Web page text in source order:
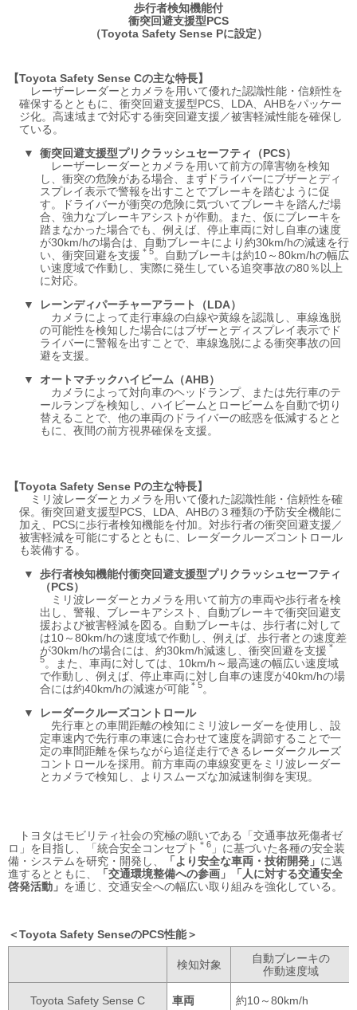
歩行者検知機能付
衝突回避支援型PCS
（Toyota Safety Sense Pに設定）
Toyota Safety Sense Cの主な特長
レーザーレーダーとカメラを用いて優れた認識性能・信頼性を
確保するとともに、衝突回避支援型PCS、LDA、AHBをパッケー
ジ化。高速域まで対応する衝突回避支援／被害軽減性能を確保し
ている。
衝突回避支援型プリクラッシュセーフティ（PCS）
レーザーレーダーとカメラを用いて前方の障害物を検知
し、衝突の危険がある場合、まずドライバーにブザーとディ
スプレイ表示で警報を出すことでブレーキを踏むように促
す。ドライバーが衝突の危険に気づいてブレーキを踏んだ場
合、強力なブレーキアシストが作動。また、仮にブレーキを
踏まなかった場合でも、例えば、停止車両に対し自車の速度
が30km/hの場合は、自動ブレーキにより約30km/hの減速を行
い、衝突回避を支援 ＊5。自動ブレーキは約10～80km/hの幅広
い速度域で作動し、実際に発生している追突事故の80％以上
に対応。
レーンディパーチャーアラート（LDA）
カメラによって走行車線の白線や黄線を認識し、車線逸脱
の可能性を検知した場合にはブザーとディスプレイ表示でド
ライバーに警報を出すことで、車線逸脱による衝突事故の回
避を支援。
オートマチックハイビーム（AHB）
カメラによって対向車のヘッドランプ、または先行車のテ
ールランプを検知し、ハイビームとロービームを自動で切り
替えることで、他の車両のドライバーの眩惑を低減するとと
もに、夜間の前方視界確保を支援。
Toyota Safety Sense Pの主な特長
ミリ波レーダーとカメラを用いて優れた認識性能・信頼性を確
保。衝突回避支援型PCS、LDA、AHBの３種類の予防安全機能に
加え、PCSに歩行者検知機能を付加。対歩行者の衝突回避支援／
被害軽減を可能にするとともに、レーダークルーズコントロール
も装備する。
歩行者検知機能付衝突回避支援型プリクラッシュセーフティ
（PCS）
ミリ波レーダーとカメラを用いて前方の車両や歩行者を検
出し、警報、ブレーキアシスト、自動ブレーキで衝突回避支
援および被害軽減を図る。自動ブレーキは、歩行者に対して
は10～80km/hの速度域で作動し、例えば、歩行者との速度差
が30km/hの場合には、約30km/h減速し、衝突回避を支援 ＊
5。また、車両に対しては、10km/h～最高速の幅広い速度域
で作動し、例えば、停止車両に対し自車の速度が40km/hの場
合には約40km/hの減速が可能 ＊5。
レーダークルーズコントロール
先行車との車間距離の検知にミリ波レーダーを使用し、設
定車速内で先行車の車速に合わせて速度を調節することで一
定の車間距離を保ちながら追従走行できるレーダークルーズ
コントロールを採用。前方車両の車線変更をミリ波レーダー
とカメラで検知し、よりスムーズな加減速制御を実現。
トヨタはモビリティ社会の究極の願いである「交通事故死傷者ゼ
ロ」を目指し、「統合安全コンセプト ＊6 」に基づいた各種の安全装
備・システムを研究・開発し、
「より安全な車両・技術開発」 に邁
進するとともに、
「交通環境整備への参画」「人に対する交通安全
啓発活動」 を通じ、交通安全への幅広い取り組みを強化している。
Toyota Safety SenseのPCS性能
検知対象
自動ブレーキの
作動速度域
Toyota Safety Sense C 車両 約10～80km/h